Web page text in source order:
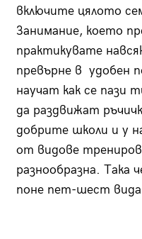
включите цялото
Занимание, което
практикувате
превърне в удобен
научат как се пази
да раздвижат
добрите школи и у
от видове
разнообразна.
поне пет-шест вида